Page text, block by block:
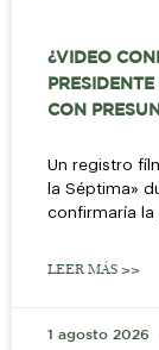
¿VIDEO
CON
Un registro
la Séptima»
confirmaría
LEER MÁS >>
1 agosto 2026